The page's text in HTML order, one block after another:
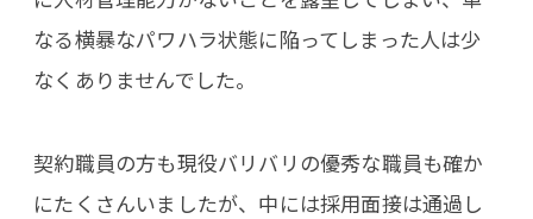
なる横暴なパワハラ状態に陥ってしまった人は少
なくありませんでした。
契約職員の方も現役バリバリの優秀な職員も確か
にたくさんいましたが、中には採用面接は通過し